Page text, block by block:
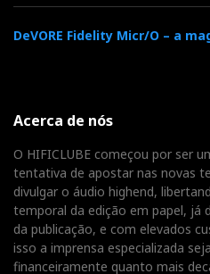
DeVORE Fidelity Micr/O – a
Acerca de nós
O HIFICLUBE começou por ser
tentativa de apostar nas novas
divulgar o áudio highend,
temporal da edição em papel, já
da publicação, e com elevados
isso a imprensa especializada
financeiramente quanto mais